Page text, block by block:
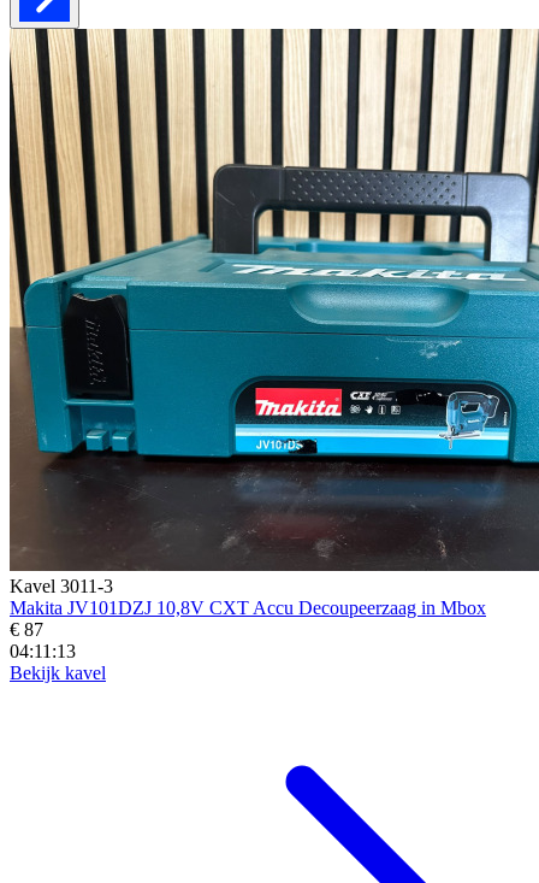
Kavel 3011-3
Makita JV101DZJ 10,8V CXT Accu Decoupeerzaag in Mbox
€ 87
04:11:11
Bekijk kavel